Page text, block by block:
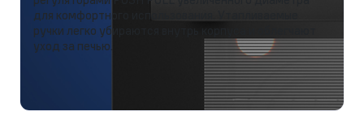
для комфортного использования. Утапливаемые
ручки легко убираются внутрь корпуса и облегчают
уход за печью.